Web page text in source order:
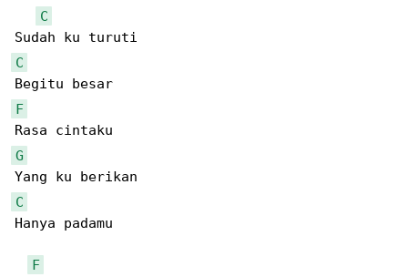
C
C
F
G
C
Hanya padamu
F